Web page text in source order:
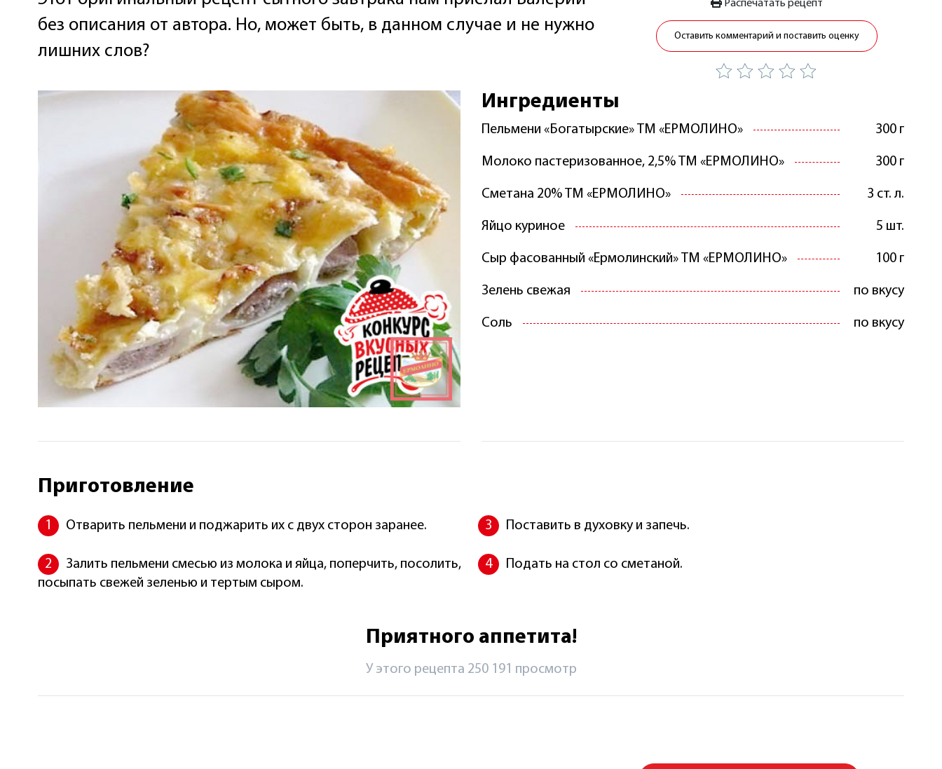
без описания от автора. Но, может быть, в данном случае и не нужно
лишних слов?
Распечатать рецепт
Оставить комментарий и поставить оценку
Ингредиенты
Пельмени «Богатырские» ТМ «ЕРМОЛИНО» 300 г
Молоко пастеризованное, 2,5% ТМ «ЕРМОЛИНО» 300 г
Сметана 20% ТМ «ЕРМОЛИНО» 3 ст. л.
Яйцо куриное 5 шт.
Сыр фасованный «Ермолинский» ТМ «ЕРМОЛИНО» 100 г
Зелень свежая по вкусу
Соль по вкусу
Приготовление
Отварить пельмени и поджарить их с двух сторон заранее.
Залить пельмени смесью из молока и яйца, поперчить, посолить,
посыпать свежей зеленью и тертым сыром.
Поставить в духовку и запечь.
Подать на стол со сметаной.
Приятного аппетита!
У этого рецепта 250 191 просмотр